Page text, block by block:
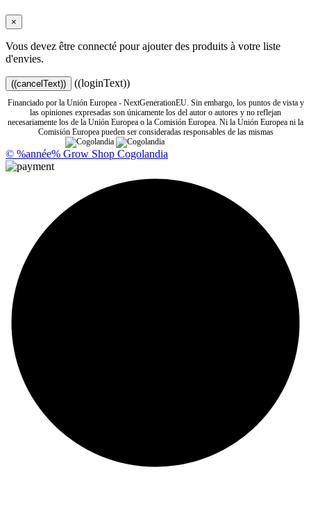
×
Vous devez être connecté pour ajouter des produits à votre liste
d'envies.
((cancelText)) ((loginText))
Financiado por la Unión Europea - NextGenerationEU. Sin embargo, los puntos de vista y
las opiniones expresadas son únicamente los del autor o autores y no reflejan
necesariamente los de la Unión Europea o la Comisión Europea. Ni la Unión Europea ni la
Comisión Europea pueden ser consideradas responsables de las mismas
© %année% Grow Shop Cogolandia